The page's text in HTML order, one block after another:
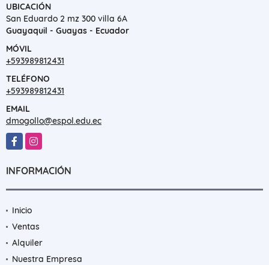
UBICACIÓN
San Eduardo 2 mz 300 villa 6A
Guayaquil - Guayas - Ecuador
MÓVIL
+593989812431
TELÉFONO
+593989812431
EMAIL
dmogollo@espol.edu.ec
FacebookInstagram
INFORMACIÓN
Inicio
Ventas
Alquiler
Nuestra Empresa